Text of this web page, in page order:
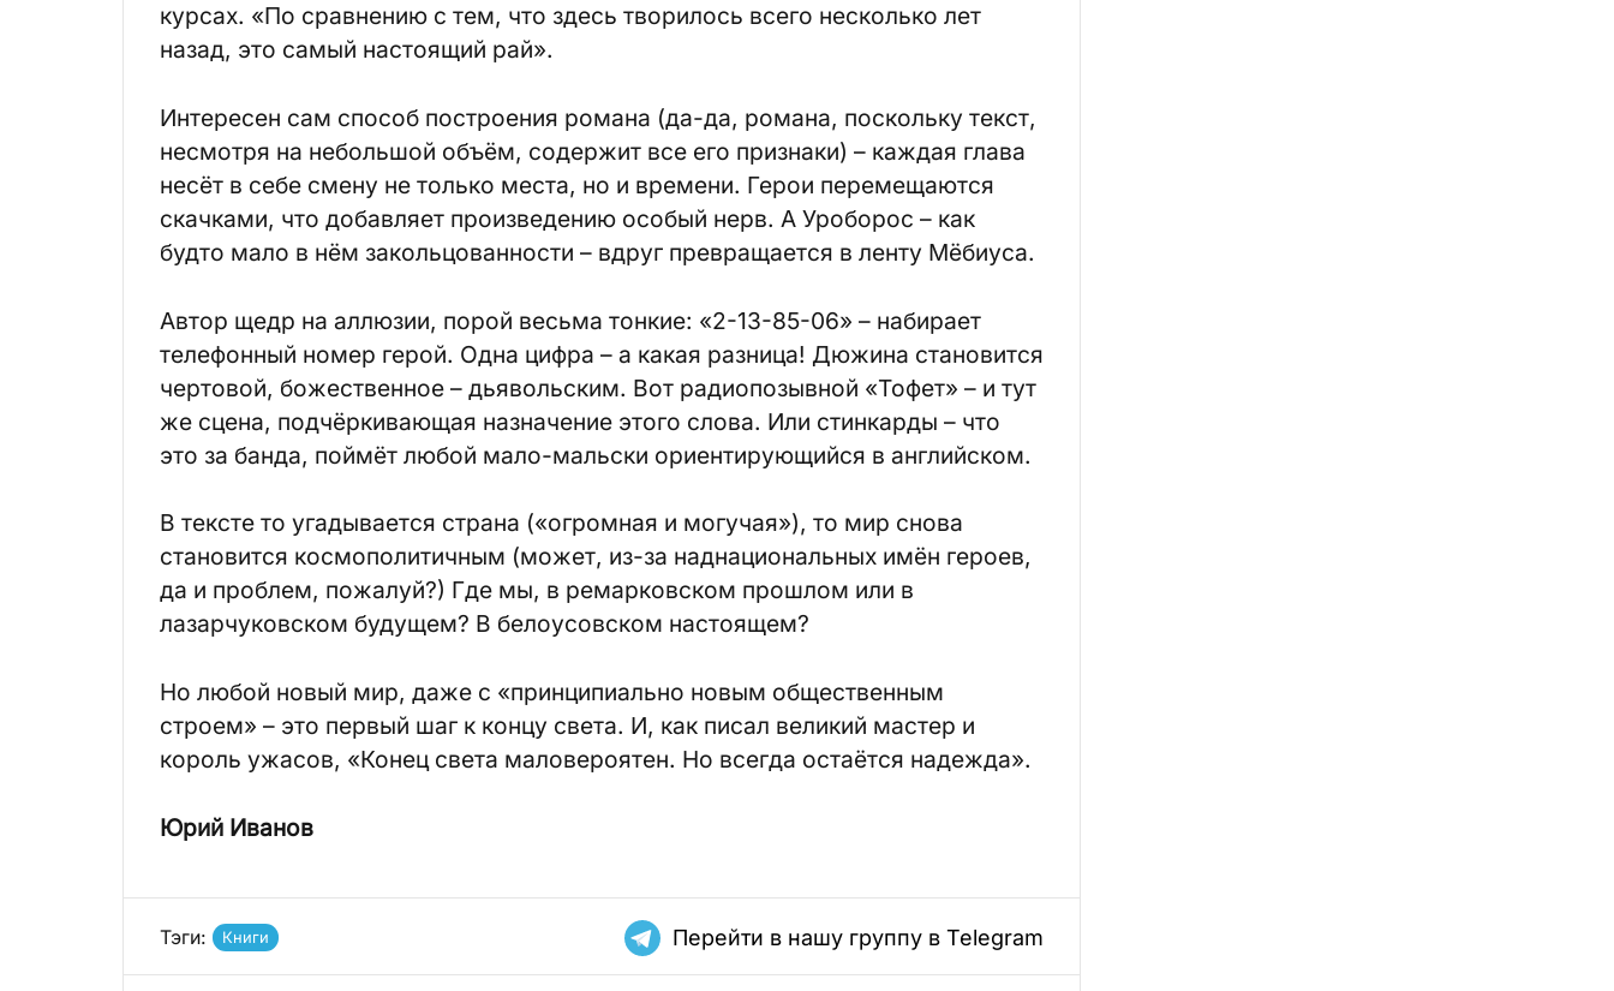
курсах. «По сравнению с тем, что здесь творилось всего несколько лет
назад, это самый настоящий рай».
Интересен сам способ построения романа (да-да, романа, поскольку текст,
несмотря на небольшой объём, содержит все его признаки) – каждая глава
несёт в себе смену не только места, но и времени. Герои перемещаются
скачками, что добавляет произведению особый нерв. А Уроборос – как
будто мало в нём закольцованности – вдруг превращается в ленту Мёбиуса.
Автор щедр на аллюзии, порой весьма тонкие: «2-13-85-06» – набирает
телефонный номер герой. Одна цифра – а какая разница! Дюжина становится
чертовой, божественное – дьявольским. Вот радиопозывной «Тофет» – и тут
же сцена, подчёркивающая назначение этого слова. Или стинкарды – что
это за банда, поймёт любой мало-мальски ориентирующийся в английском.
В тексте то угадывается страна («огромная и могучая»), то мир снова
становится космополитичным (может, из-за наднациональных имён героев,
да и проблем, пожалуй?) Где мы, в ремарковском прошлом или в
лазарчуковском будущем? В белоусовском настоящем?
Но любой новый мир, даже с «принципиально новым общественным
строем» – это первый шаг к концу света. И, как писал великий мастер и
король ужасов, «Конец света маловероятен. Но всегда остаётся надежда».
Юрий Иванов
Тэги: Книги Перейти в нашу группу в Telegram